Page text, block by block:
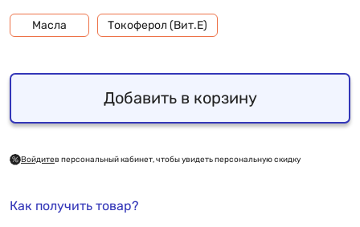
Масла Токоферол (Вит.Е)
Добавить в корзину
Войдитев персональный кабинет, чтобы увидеть персональную скидку
Как получить товар?